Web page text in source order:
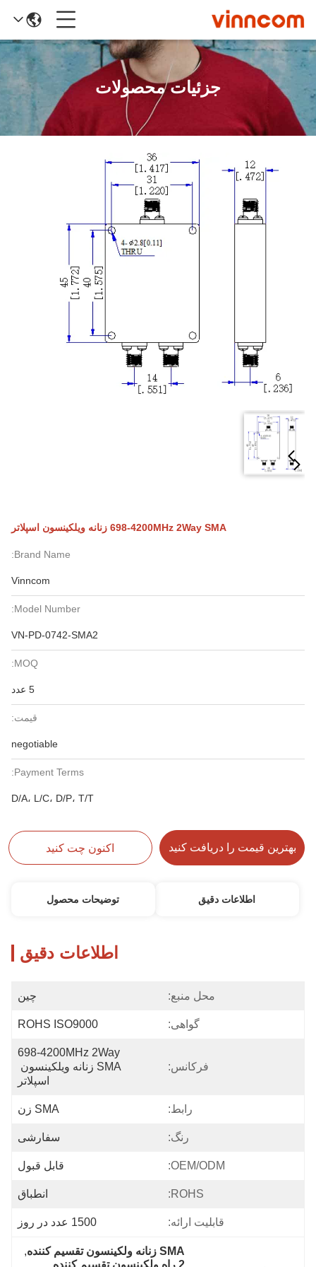
جزئیات محصولات
698-4200MHz 2Way SMA زنانه ویلکینسون اسپلاتر
Brand Name:
Vinncom
Model Number:
VN-PD-0742-SMA2
MOQ:
5 عدد
قیمت:
negotiable
Payment Terms:
D/A، L/C، D/P، T/T
بهترین قیمت را دریافت کنید اکنون چت کنید
اطلاعات دقیق توضیحات محصول
اطلاعات دقیق
محل منبع: چین
گواهی: ROHS ISO9000
فرکانس:
698-4200MHz 2Way
اسپلاتر
رابط: SMA زن
رنگ: سفارشی
OEM/ODM: قابل قبول
ROHS: انطباق
قابلیت ارائه: 1500 عدد در روز
SMA زنانه ولکینسون تقسیم کننده
,
2 راه ولکینسون تقسیم کننده